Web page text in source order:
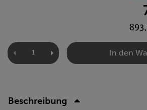
In den
Beschreibung